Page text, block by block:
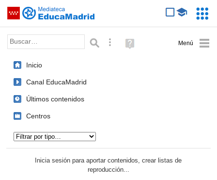
Saltar navegación
Palabra o frase: Búsqueda avanzada
Ayuda
(en
Inicio
Canal EducaMadrid
Últimos contenidos
Centros
Inicia sesión para aportar contenidos, crear listas de
reproducción...